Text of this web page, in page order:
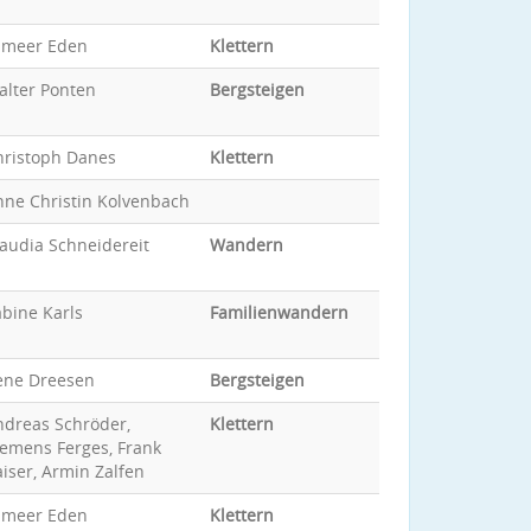
Eden
Klettern
Ponten
Bergsteigen
Danes
Klettern
Christin Kolvenbach
Schneidereit
Wandern
Karls Familienwandern
Dreesen
Bergsteigen
Schröder,
Ferges, Frank
Armin Zalfen
Klettern
Eden Klettern